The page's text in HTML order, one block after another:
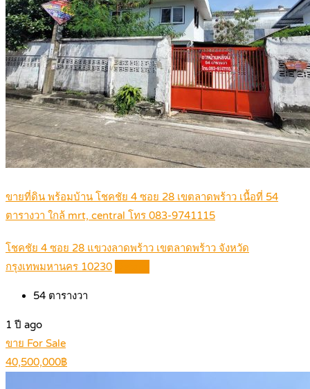
ขายที่ดิน พร้อมบ้าน โชคชัย 4 ซอย 28 เขตลาดพร้าว เนื้อที่ 54
ตารางวา ใกล้ mrt, central โทร 083-9741115
โชคชัย 4 ซอย 28 แขวงลาดพร้าว เขตลาดพร้าว จังหวัด
กรุงเทพมหานคร 10230
54 ตารางวา
1 ปี ago
ขาย For Sale
40,500,000฿